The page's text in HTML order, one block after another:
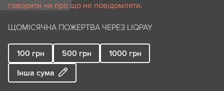
говорити чи про що не повідомляти.
ЩОМІСЯЧНА ПОЖЕРТВА ЧЕРЕЗ LIQPAY
100 грн 500 грн 1000 грн
Інша сума